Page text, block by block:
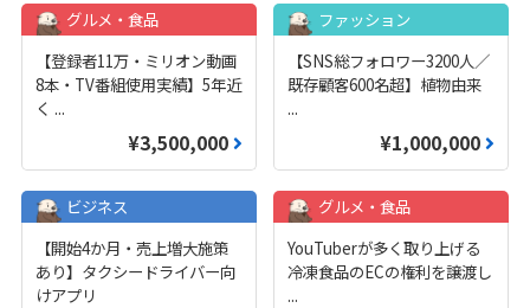
グルメ・食品
【登録者11万・ミリオン動画
8本・TV番組使用実績】5年近
く ...
¥3,500,000
ファッション
【SNS総フォロワー3200人／
既存顧客600名超】植物由来
...
¥1,000,000
ビジネス
【開始4か月・売上増大施策
あり】タクシードライバー向
けアプリ
グルメ・食品
YouTuberが多く取り上げる
冷凍食品のECの権利を譲渡し
...